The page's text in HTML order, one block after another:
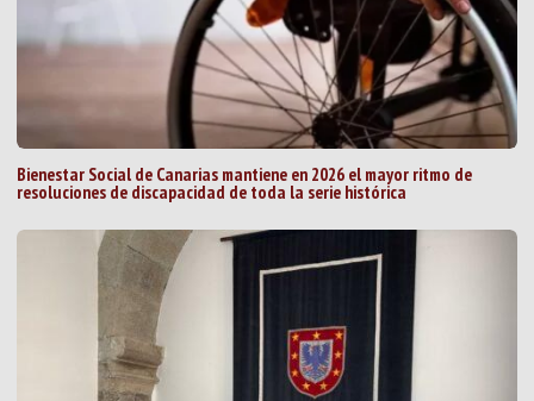
Bienestar Social de Canarias mantiene en 2026 el mayor ritmo de
resoluciones de discapacidad de toda la serie histórica